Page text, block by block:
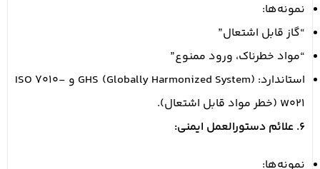
نمونه‌ها:
“گاز قابل اشتعال”
“مواد خطرناک، ورود ممنوع”
استاندارد: GHS (Globally Harmonized System) و ISO 7010-
W021 (خطر مواد قابل اشتعال).
6. علائم دستورالعمل ایمنی:
نمونه‌ها: